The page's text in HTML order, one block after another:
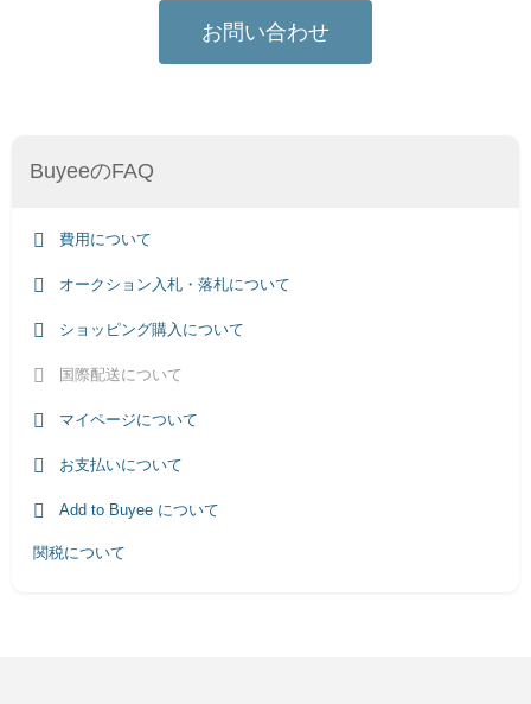
BuyeeのFAQ
費用について
オークション入札・落札について
ショッピング購入について
国際配送について
マイページについて
お支払いについて
Add to Buyee について
関税について
お問い合わせ